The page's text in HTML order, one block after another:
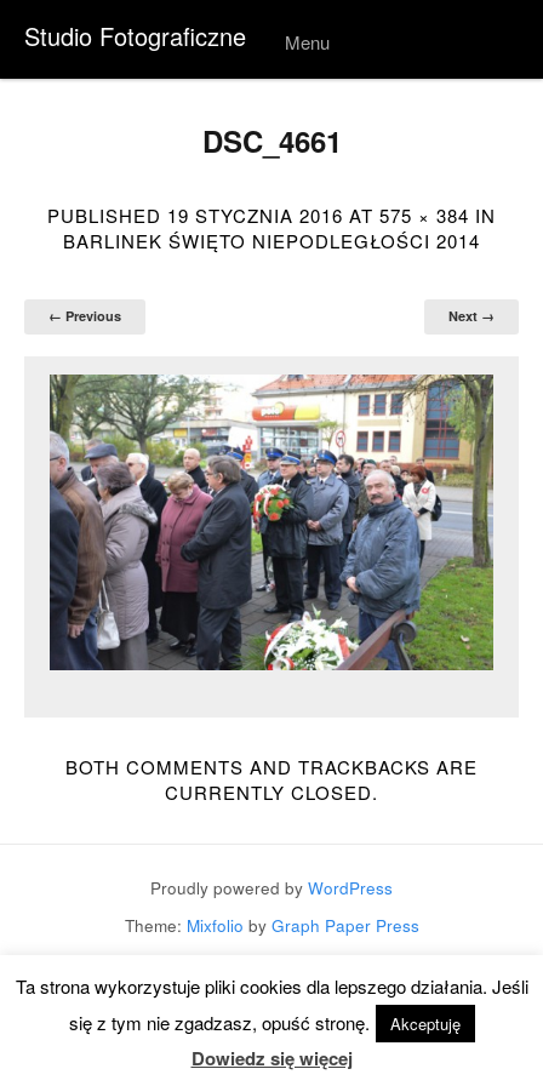
Studio Fotograficzne Menu
Skip to
DSC_4661
PUBLISHED 19 STYCZNIA 2016 AT 575 × 384 IN
BARLINEK ŚWIĘTO NIEPODLEGŁOŚCI 2014
← Previous Next →
BOTH COMMENTS AND TRACKBACKS ARE
CURRENTLY CLOSED.
Proudly powered by WordPress
Theme: Mixfolio by Graph Paper Press
Ta strona wykorzystuje pliki cookies dla lepszego działania. Jeśli
się z tym nie zgadzasz, opuść stronę.
Akceptuję
Dowiedz się więcej